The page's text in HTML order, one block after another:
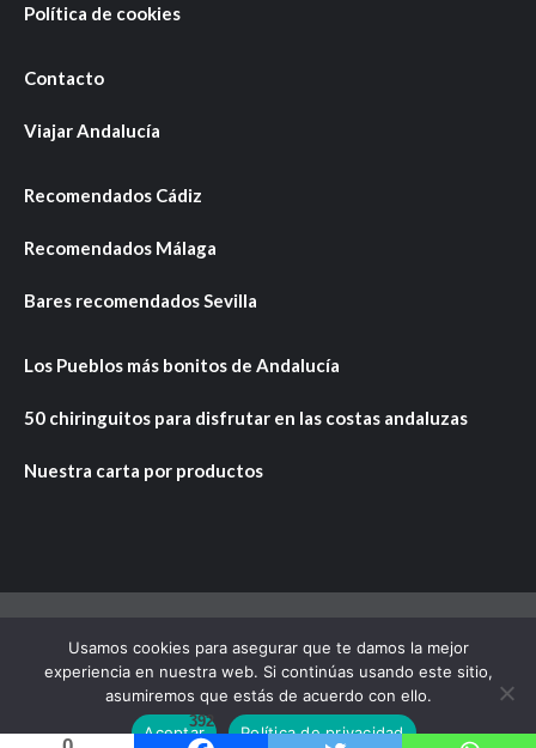
392
Política de cookies
Contacto
Viajar Andalucía
Recomendados Cádiz
Recomendados Málaga
Bares recomendados Sevilla
Los Pueblos más bonitos de Andalucía
50 chiringuitos para disfrutar en las costas andaluzas
Nuestra carta por productos
Copyright © Todos los derechos reservados.|CoverNews
por AF themes.
Usamos cookies para asegurar que te damos la mejor
experiencia en nuestra web. Si continúas usando este sitio,
asumiremos que estás de acuerdo con ello.
Aceptar
Política de privacidad